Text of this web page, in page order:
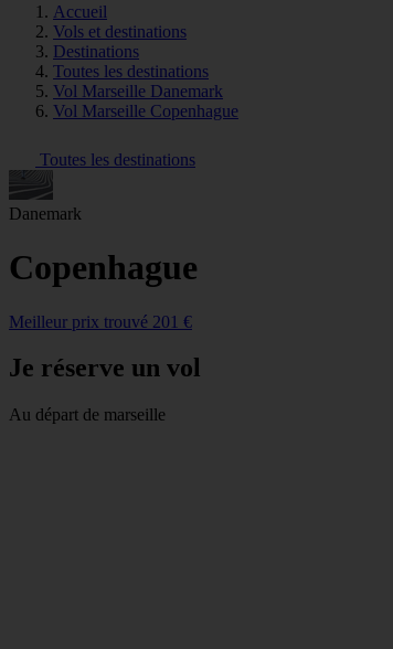
Accueil
Vols et destinations
Destinations
Toutes les destinations
Vol Marseille Danemark
Vol Marseille Copenhague
Toutes les destinations
Danemark
Copenhague
Meilleur prix trouvé 201 €
Je réserve un vol
Au départ de marseille